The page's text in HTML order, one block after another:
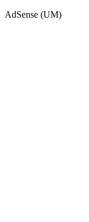
AdSense (UM)